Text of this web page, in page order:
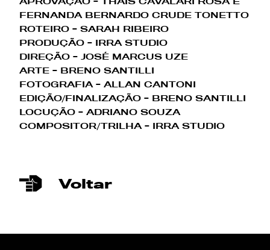
FERNANDA BERNARDO CRUDE TONETTO
ROTEIRO - SARAH RIBEIRO
PRODUÇÃO - IRRA STUDIO
DIREÇÃO - JOSÉ MARCUS UZE
ARTE - BRENO SANTILLI
FOTOGRAFIA - ALLAN CANTONI
EDIÇÃO/FINALIZAÇÃO - BRENO SANTILLI
LOCUÇÃO - ADRIANO SOUZA
COMPOSITOR/TRILHA - IRRA STUDIO
Voltar